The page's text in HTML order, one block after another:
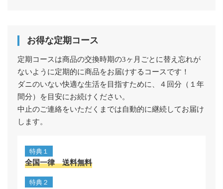
お得な定期コース
定期コースは商品の交換時期の3ヶ月ごとに替え忘れが
ないように定期的に商品をお届けするコースです！
ダニのいない快適な生活を目指すために、４回分（１年
間分）を目安にお続けください。
中止のご連絡をいただくまでは自動的に継続してお届け
します。
特典１
全国一律 送料無料
特典２